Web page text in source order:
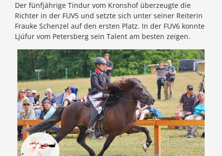
Der fünfjährige Tindur vom Kronshof überzeugte die
Richter in der FUV5 und setzte sich unter seiner Reiterin
Frauke Schenzel auf den ersten Platz. In der FUV6 konnte
Ljúfur vom Petersberg sein Talent am besten zeigen.